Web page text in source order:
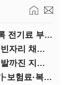
[IB토마토]현대제철, 전기로 늘릴수록 전기료 부담…저탄소 전환의 역설
[IB토마토]HD현대중공업, 오일뱅크 빈자리 채웠다…그룹 배당 핵심축 부상
[IB토마토](방산 원가의 덫)③기술개발까진 지원…수출은 각자도생
[IB토마토](경제TOP아보기)밥상물가·보험료·복구비…장마가 내미는 청구서